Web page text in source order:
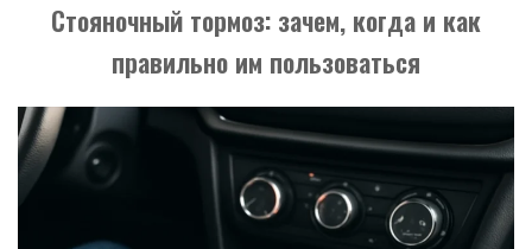
Стояночный тормоз: зачем, когда и как
правильно им пользоваться